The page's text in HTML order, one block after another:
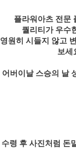
플라워아츠 전문
퀄리티가 우수
영원히 시들지 않고
보세
어버이날 스승의 날
수령 후 사진처럼 돈